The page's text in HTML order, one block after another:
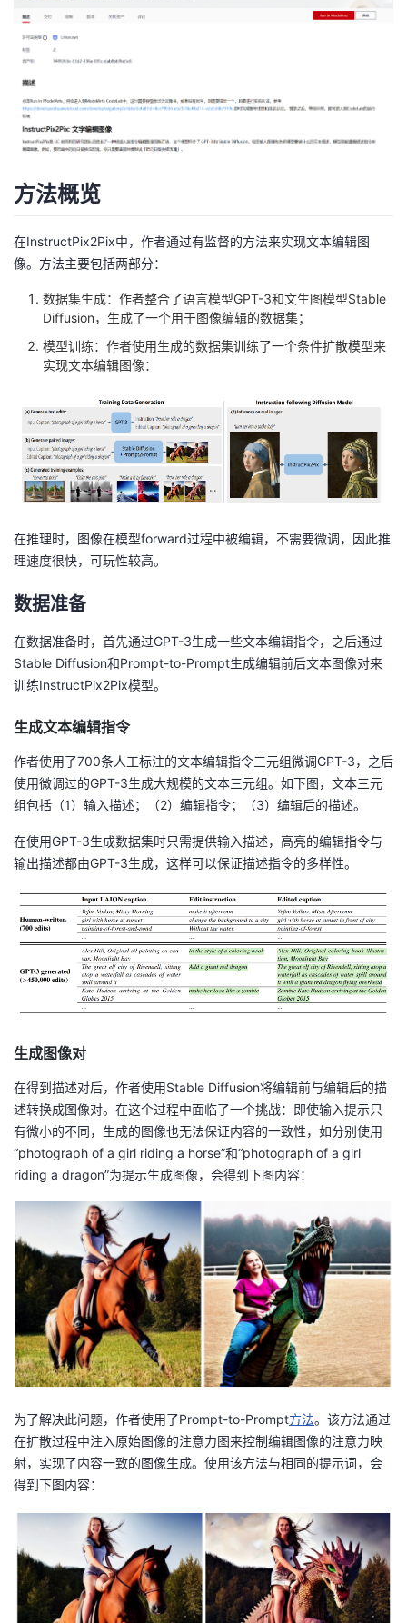
注
开
发
者
学
堂
我
课
程
的
认
证
我
的
实
验
我
的
收
藏
的
Programs
我
的
支
持
我
的
术
支
持
我
云
声
建
议
方法概览
在InstructPix2Pix中，作者通过有监督的方法来实现文本编辑图
像。方法主要包括两部分：
数据集生成：作者整合了语言模型GPT-3和文生图模型Stable
Diffusion，生成了一个用于图像编辑的数据集；
模型训练：作者使用生成的数据集训练了一个条件扩散模型来
实现文本编辑图像：
在推理时，图像在模型forward过程中被编辑，不需要微调，因此推
理速度很快，可玩性较高。
数据准备
在数据准备时，首先通过GPT-3生成一些文本编辑指令，之后通过
Stable Diffusion和Prompt-to-Prompt生成编辑前后文本图像对来
训练InstructPix2Pix模型。
生成文本编辑指令
作者使用了700条人工标注的文本编辑指令三元组微调GPT-3，之后
使用微调过的GPT-3生成大规模的文本三元组。如下图，文本三元
组包括（1）输入描述；（2）编辑指令；（3）编辑后的描述。
在使用GPT-3生成数据集时只需提供输入描述，高亮的编辑指令与
输出描述都由GPT-3生成，这样可以保证描述指令的多样性。
生成图像对
在得到描述对后，作者使用Stable Diffusion将编辑前与编辑后的描
述转换成图像对。在这个过程中面临了一个挑战：即使输入提示只
有微小的不同，生成的图像也无法保证内容的一致性，如分别使用
“photograph of a girl riding a horse”和“photograph of a girl
riding a dragon”为提示生成图像，会得到下图内容：
为了解决此问题，作者使用了Prompt-to-Prompt方法。该方法通过
在扩散过程中注入原始图像的注意力图来控制编辑图像的注意力映
射，实现了内容一致的图像生成。使用该方法与相同的提示词，会
得到下图内容：